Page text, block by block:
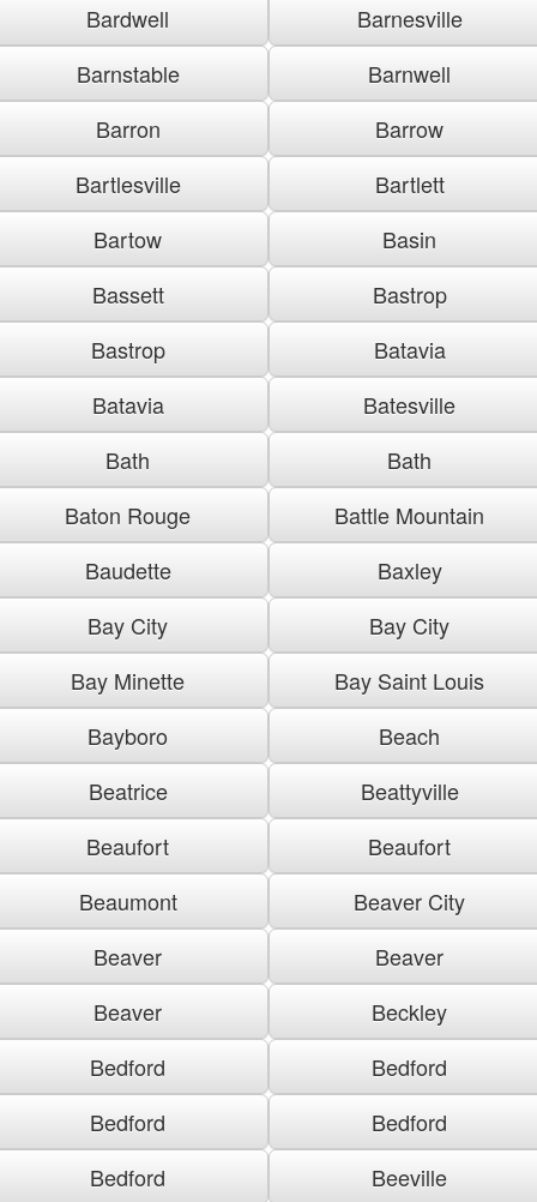
Bardwell
Barnesville
Barnstable
Barnwell
Barron
Barrow
Bartlesville
Bartlett
Bartow
Basin
Bassett
Bastrop
Bastrop
Batavia
Batavia
Batesville
Bath
Bath
Baton Rouge
Battle Mountain
Baudette
Baxley
Bay City
Bay City
Bay Minette
Bay Saint Louis
Bayboro
Beach
Beatrice
Beattyville
Beaufort
Beaufort
Beaumont
Beaver City
Beaver
Beaver
Beaver
Beckley
Bedford
Bedford
Bedford
Bedford
Bedford
Beeville